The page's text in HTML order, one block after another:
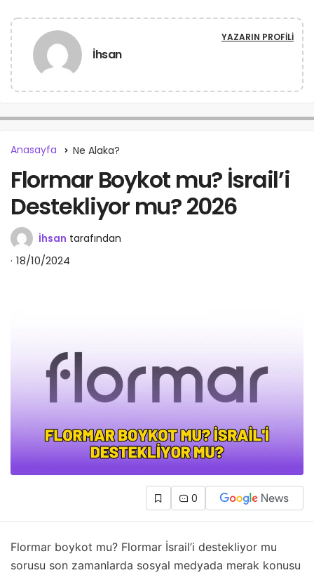
İhsan
YAZARIN PROFILI
Anasayfa Ne Alaka?
Flormar Boykot mu? İsrail’i
Destekliyor mu? 2026
İhsan tarafından
18/10/2024
0
Flormar boykot mu? Flormar İsrail’i destekliyor mu
sorusu son zamanlarda sosyal medyada merak konusu